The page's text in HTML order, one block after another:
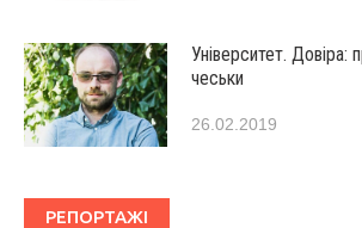
Університет. Довіра:
чеськи
26.02.2019
РЕПОРТАЖІ